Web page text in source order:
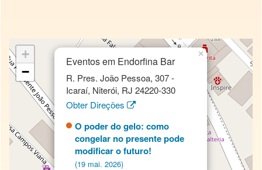
Eventos em Endorfina Bar
R. Pres. João Pessoa, 307 -
Icaraí, Niterói, RJ 24220-330
Obter Direções
O poder do gelo: como
congelar no presente pode
modificar o futuro!
(19 mai. 2026)
×
+
−